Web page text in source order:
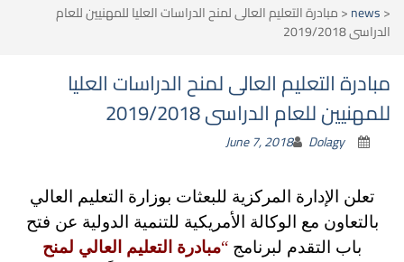
<
news
<مبادرة التعليم العالى لمنح الدراسات العليا للمهنيين للعام
الدراسى 2019/2018
مبادرة التعليم العالى لمنح الدراسات العليا
للمهنيين للعام الدراسى 2019/2018
June 7, 2018 Dolagy
تعلن الإدارة المركزية للبعثات بوزارة التعليم العالي
بالتعاون مع الوكالة الأمريكية للتنمية الدولية عن فتح
باب التقدم لبرنامج “مبادرة التعليم العالي لمنح